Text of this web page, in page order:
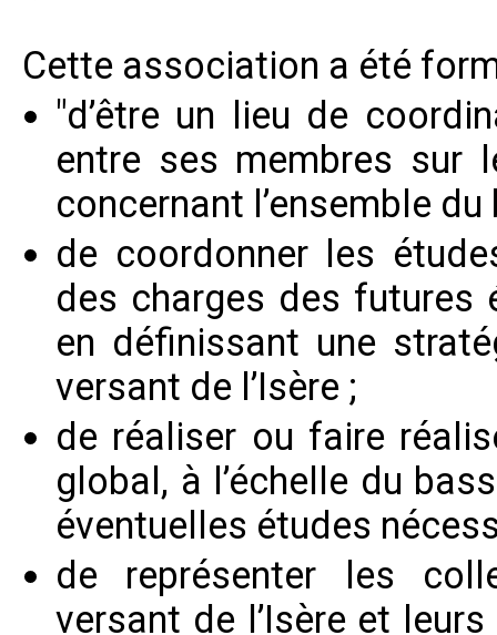
Cette association a été
"d’être un lieu de
entre ses membres sur
concernant l’ensemble
de coordonner les
des charges des futures
en définissant une
versant de l’Isère ;
de réaliser ou faire
global, à l’échelle du
éventuelles études
de représenter les
versant de l’Isère et